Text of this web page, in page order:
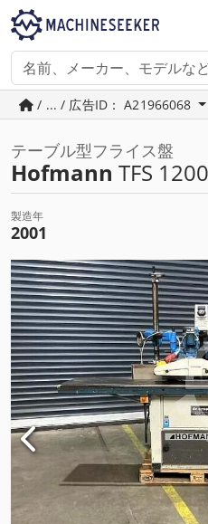
/ ... / 広告ID： A21966068
テーブル型フライス盤
Hofmann TFS 1200
製造年
2001